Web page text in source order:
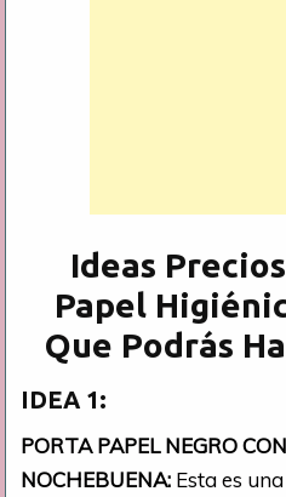
Ideas
Papel
Que Podrás
IDEA 1:
PORTA PAPEL NEGRO
NOCHEBUENA: Esta es